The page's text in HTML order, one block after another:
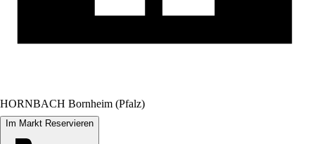
HORNBACH Bornheim (Pfalz)
Im Markt Reservieren